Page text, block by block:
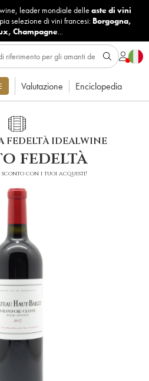
leader mondiale delle aste di vini
selezione di vini francesi: Borgogna,
, Champagne...
Valutazione Enciclopedia
FEDELTÀ IDEALWINE
fedeltà
sconto con i tuoi acquisti!